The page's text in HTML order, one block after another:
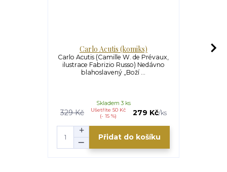
Carlo Acutis (komiks)
Carlo Acutis (Camille W. de Prévaux,
ilustrace Fabrizio Russo) Nedávno
blahoslavený „Boží ...
329 Kč
Ušetříte 50 Kč
(- 15 %)
279 Kč/ks
Skladem 3 ks
Přidat do košíku
Příběh